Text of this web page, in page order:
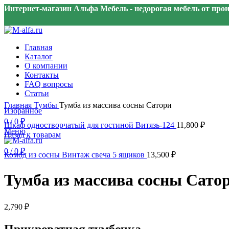
Интернет-магазин Альфа Мебель - недорогая мебель от
Главная
Каталог
О компании
Контакты
FAQ вопросы
Статьи
Избранное
0/ 0 ₽
Меню
0/ 0 ₽
Нажмите, чтобы увеличить
Главная Тумбы Тумба из массива сосны Сатори
Шкаф одностворчатый для гостиной Витязь-124 11,800 ₽
Назад к товарам
Комод из сосны Винтаж свеча 5 ящиков 13,500 ₽
Тумба из массива сосны
2,790 ₽